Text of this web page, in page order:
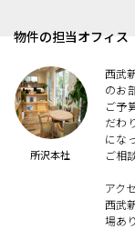
物件の担当オフィス
所沢本社
西武
のお
ご予
だわ
にな
ご相
アク
西武
場あり